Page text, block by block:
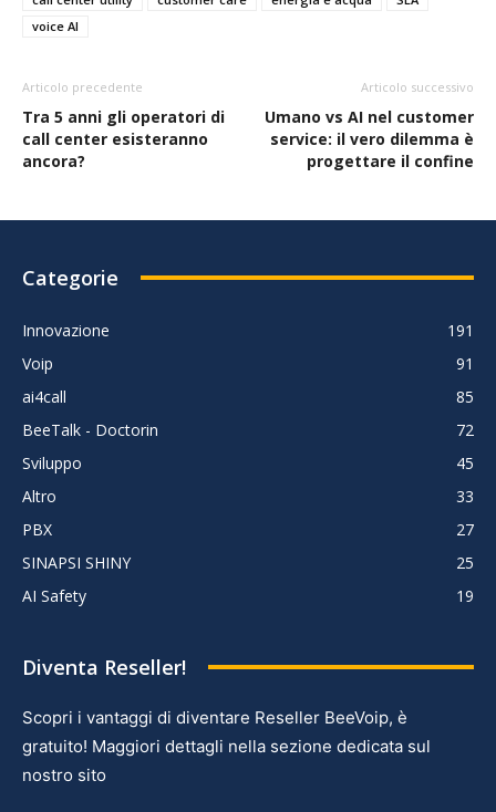
voice AI
Articolo precedente
Tra 5 anni gli operatori di
call center esisteranno
ancora?
Articolo successivo
Umano vs AI nel customer
service: il vero dilemma è
progettare il confine
Categorie
Innovazione
191
Voip
91
ai4call
85
BeeTalk - Doctorin
72
Sviluppo
45
Altro
33
PBX
27
SINAPSI SHINY
25
AI Safety
19
Diventa Reseller!
Scopri i vantaggi di diventare Reseller BeeVoip, è
gratuito! Maggiori dettagli nella sezione dedicata sul
nostro sito